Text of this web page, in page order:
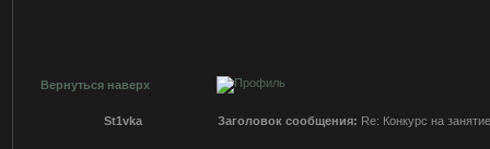
Вернуться наверх
St1vka Заголовок сообщения: Re: Конкурс на